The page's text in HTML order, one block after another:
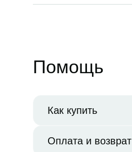
Помощь
Как купить
Оплата и возврат